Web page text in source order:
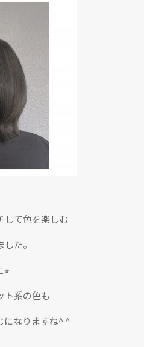
して色を楽しむ
た。
⭐︎
ト系の色も
になりますね^ ^